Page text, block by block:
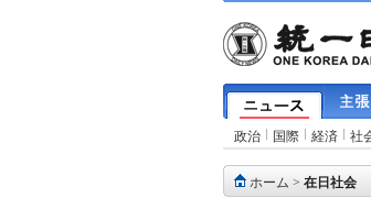
政治 国際 経済 社
ホーム > 在日社会